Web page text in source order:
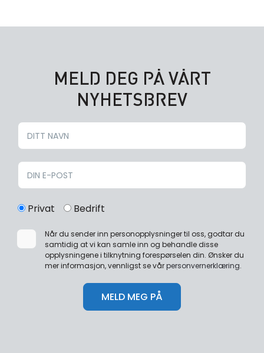
MELD DEG PÅ VÅRT
NYHETSBREV
Privat Bedrift
Når du sender inn personopplysninger til oss, godtar du
samtidig at vi kan samle inn og behandle disse
opplysningene i tilknytning forespørselen din. Ønsker du
mer informasjon, vennligst se vårpersonvernerklæring.